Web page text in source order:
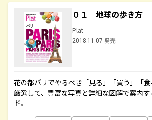
０１ 地球の歩き方
Plat
2018.11.07 発売
花の都パリでやるべき「見る」「買う」「
厳選して、豊富な写真と詳細な図解で案内す
ド。